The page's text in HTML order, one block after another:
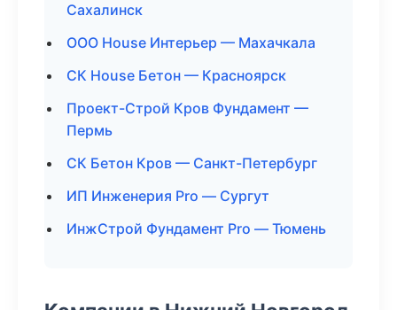
Сахалинск
ООО House Интерьер — Махачкала
СК House Бетон — Красноярск
Проект-Строй Кров Фундамент —
Пермь
СК Бетон Кров — Санкт-Петербург
ИП Инженерия Pro — Сургут
ИнжСтрой Фундамент Pro — Тюмень